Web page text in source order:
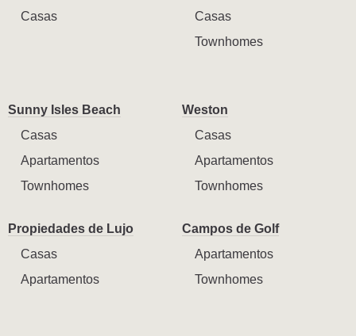
Casas
Casas
Townhomes
Sunny Isles Beach
Casas
Apartamentos
Townhomes
Weston
Casas
Apartamentos
Townhomes
Propiedades de Lujo
Casas
Apartamentos
Campos de Golf
Apartamentos
Townhomes